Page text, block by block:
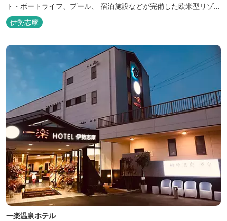
ト・ボートライフ、プール、 宿泊施設などが完備した欧米型リゾー
ト・マリーナの管理・運営を行っております。
伊勢志摩
一楽温泉ホテル